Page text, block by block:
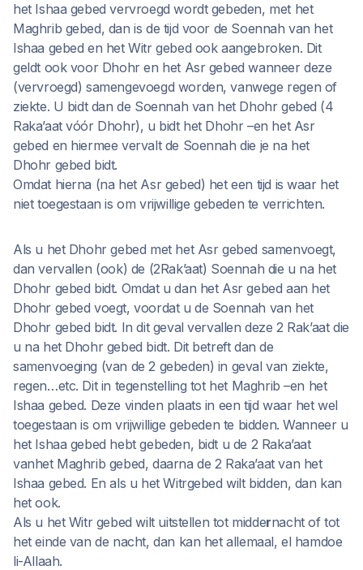
het Ishaa gebed vervroegd wordt gebeden, met het
Maghrib gebed, dan is de tijd voor de Soennah van het
Ishaa gebed en het Witr gebed ook aangebroken. Dit
geldt ook voor Dhohr en het Asr gebed wanneer deze
(vervroegd) samengevoegd worden, vanwege regen of
ziekte. U bidt dan de Soennah van het Dhohr gebed (4
Raka’aat vóór Dhohr), u bidt het Dhohr –en het Asr
gebed en hiermee vervalt de Soennah die je na het
Dhohr gebed bidt.
Omdat hierna (na het Asr gebed) het een tijd is waar het
niet toegestaan is om vrijwillige gebeden te verrichten.
Als u het Dhohr gebed met het Asr gebed samenvoegt,
dan vervallen (ook) de (2Rak’aat) Soennah die u na het
Dhohr gebed bidt. Omdat u dan het Asr gebed aan het
Dhohr gebed voegt, voordat u de Soennah van het
Dhohr gebed bidt. In dit geval vervallen deze 2 Rak’aat die
u na het Dhohr gebed bidt. Dit betreft dan de
samenvoeging (van de 2 gebeden) in geval van ziekte,
regen…etc. Dit in tegenstelling tot het Maghrib –en het
Ishaa gebed. Deze vinden plaats in een tijd waar het wel
toegestaan is om vrijwillige gebeden te bidden. Wanneer u
het Ishaa gebed hebt gebeden, bidt u de 2 Raka’aat
vanhet Maghrib gebed, daarna de 2 Raka’aat van het
Ishaa gebed. En als u het Witrgebed wilt bidden, dan kan
het ook.
Als u het Witr gebed wilt uitstellen tot middernacht of tot
het einde van de nacht, dan kan het allemaal, el hamdoe
li-Allaah.